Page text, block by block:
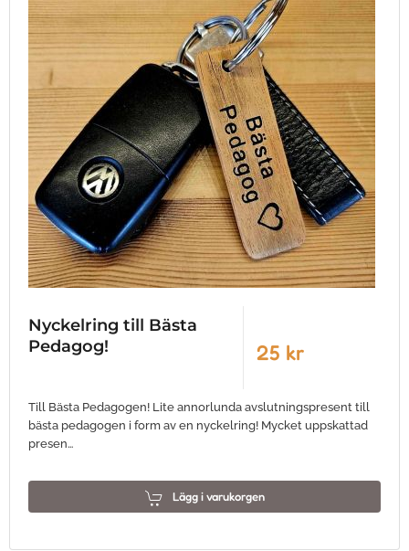
Nyckelring till Bästa
Pedagog!
25 kr
Till Bästa Pedagogen! Lite annorlunda avslutningspresent till
bästa pedagogen i form av en nyckelring! Mycket uppskattad
presen…
Lägg i varukorgen